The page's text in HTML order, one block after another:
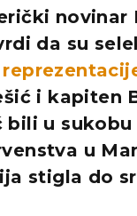
novinar
da su
i kapiten
bili u
u
stigla do